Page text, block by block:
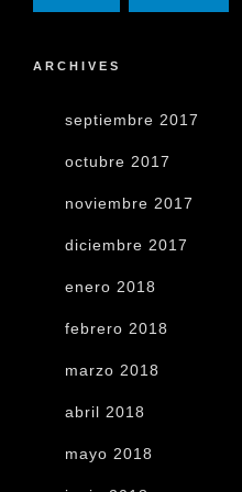
ARCHIVES
septiembre 2017
octubre 2017
noviembre 2017
diciembre 2017
enero 2018
febrero 2018
marzo 2018
abril 2018
mayo 2018